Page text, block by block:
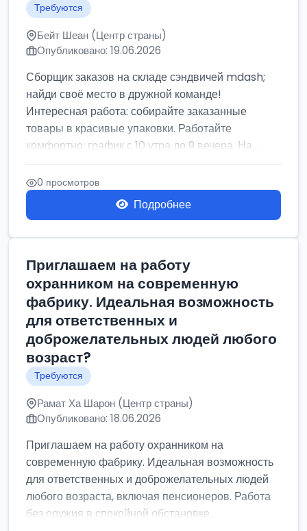
Требуются
Бейт Шеан (Центр страны)
Опубликовано: 19.06.2026
Сборщик заказов на складе сэндвичей mdash;
найди своё место в дружной команде!
Интересная работа: собирайте заказанные
товары в красивые упаковки. Работайте
комфортно: график с 10 утра до 9 вечера. На...
0 просмотров
Подробнее
Приглашаем на работу
охранником на современную
фабрику. Идеальная возможность
для ответственных и
доброжелательных людей любого
возраст?
Требуются
Рамат Ха Шарон (Центр страны)
Опубликовано: 18.06.2026
Приглашаем на работу охранником на
современную фабрику. Идеальная возможность
для ответственных и доброжелательных людей
любого возраста, включая пенсионеров. Работа
без оружия в спокойной обстановке....